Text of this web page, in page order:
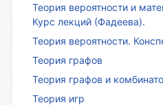
Теория вероятности и
Курс лекций (Фадеева).
Теория вероятности.
Теория графов
Теория графов и
Теория игр